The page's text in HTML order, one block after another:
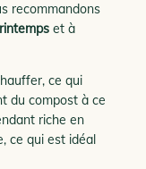
recommandons
et à
ce qui
du compost à ce
riche en
ce qui est idéal